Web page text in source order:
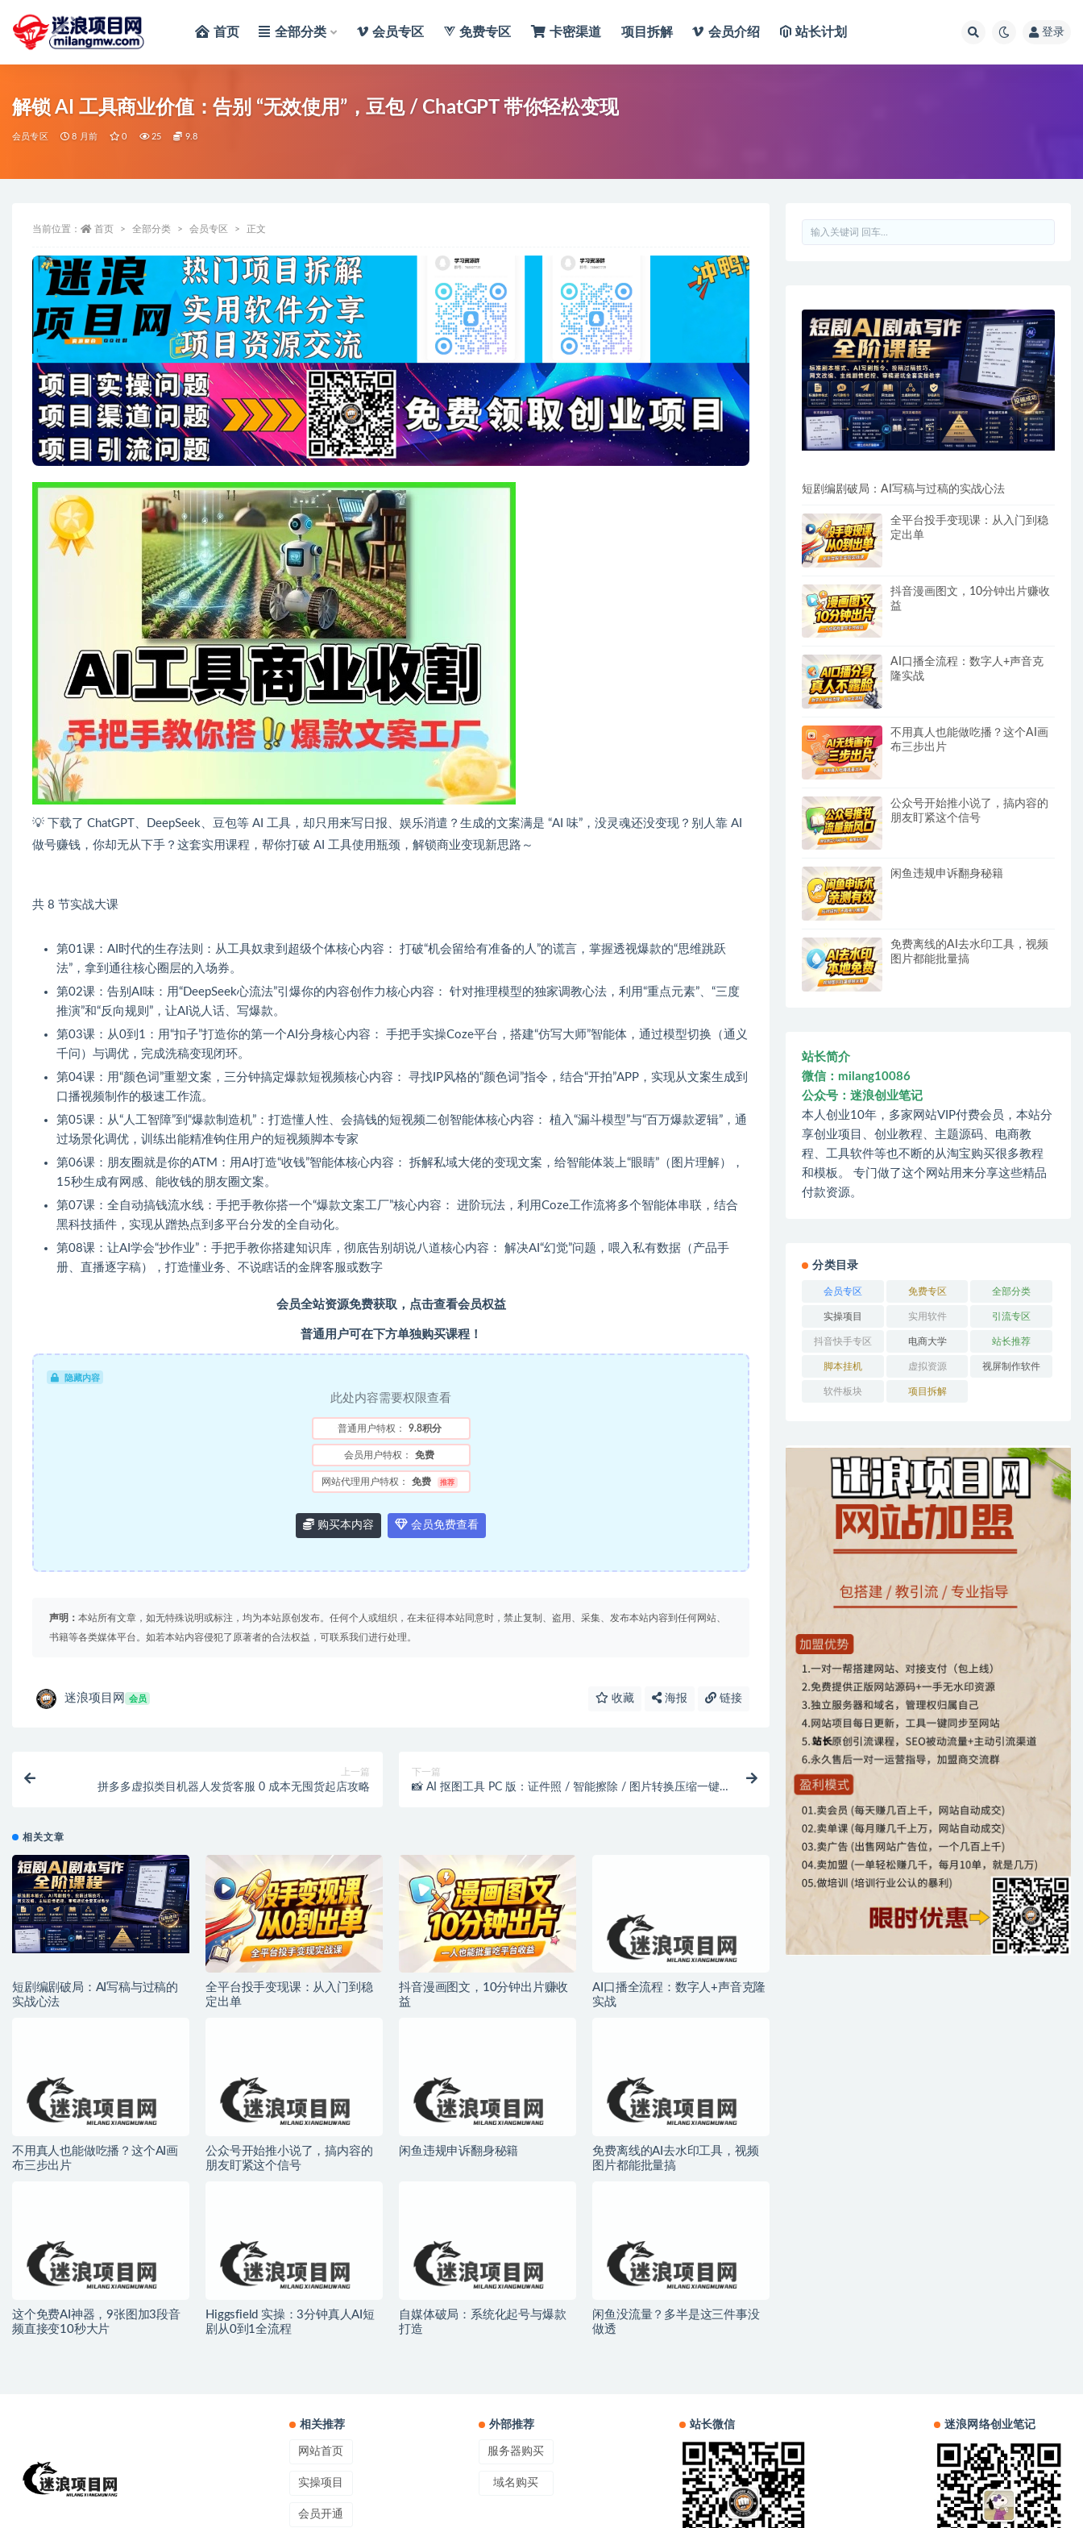
首页 全部分类 会员专区 免费专区 卡密渠道 项目拆解 会员介绍 站长计划 登录
解锁 AI 工具商业价值：告别 “无效使用”，豆包 / ChatGPT 带你轻松变现
会员专区 8 月前 0 25 9.8
当前位置： 首页 全部分类 会员专区 正文
💡 下载了 ChatGPT、DeepSeek、豆包等 AI 工具，却只用来写日报、娱乐消遣？生成的文案满是 “AI 味”，没灵魂还没变现？别人靠 AI
做号赚钱，你却无从下手？这套实用课程，帮你打破 AI 工具使用瓶颈，解锁商业变现新思路～
共 8 节实战大课
第01课：AI时代的生存法则：从工具奴隶到超级个体核心内容： 打破“机会留给有准备的人”的谎言，掌握透视爆款的“思维跳跃
法”，拿到通往核心圈层的入场券。
第02课：告别AI味：用“DeepSeek心流法”引爆你的内容创作力核心内容： 针对推理模型的独家调教心法，利用“重点元素”、“三度
推演”和“反向规则”，让AI说人话、写爆款。
第03课：从0到1：用“扣子”打造你的第一个AI分身核心内容： 手把手实操Coze平台，搭建“仿写大师”智能体，通过模型切换（通义
千问）与调优，完成洗稿变现闭环。
第04课：用“颜色词”重塑文案，三分钟搞定爆款短视频核心内容： 寻找IP风格的“颜色词”指令，结合“开拍”APP，实现从文案生成到
口播视频制作的极速工作流。
第05课：从“人工智障”到“爆款制造机”：打造懂人性、会搞钱的短视频二创智能体核心内容： 植入“漏斗模型”与“百万爆款逻辑”，通
过场景化调优，训练出能精准钩住用户的短视频脚本专家
第06课：朋友圈就是你的ATM：用AI打造“收钱”智能体核心内容： 拆解私域大佬的变现文案，给智能体装上“眼睛”（图片理解），
15秒生成有网感、能收钱的朋友圈文案。
第07课：全自动搞钱流水线：手把手教你搭一个“爆款文案工厂”核心内容： 进阶玩法，利用Coze工作流将多个智能体串联，结合
黑科技插件，实现从蹭热点到多平台分发的全自动化。
第08课：让AI学会“抄作业”：手把手教你搭建知识库，彻底告别胡说八道核心内容： 解决AI“幻觉”问题，喂入私有数据（产品手
册、直播逐字稿），打造懂业务、不说瞎话的金牌客服或数字
会员全站资源免费获取，点击查看会员权益
普通用户可在下方单独购买课程！
隐藏内容
此处内容需要权限查看
普通用户特权： 9.8积分
会员用户特权： 免费
网站代理用户特权： 免费 推荐
购买本内容 会员免费查看
声明： 本站所有文章，如无特殊说明或标注，均为本站原创发布。任何个人或组织，在未征得本站同意时，禁止复制、盗用、采集、发布本站内容到任何网站、
书籍等各类媒体平台。如若本站内容侵犯了原著者的合法权益，可联系我们进行处理。
迷浪项目网 会员 收藏 海报 链接
上一篇
拼多多虚拟类目机器人发货客服 0 成本无囤货起店攻略
下一篇
📸 AI 抠图工具 PC 版：证件照 / 智能擦除 / 图片转换压缩一键搞
相关文章
短剧编剧破局：AI写稿与过稿的
实战心法
全平台投手变现课：从入门到稳
定出单
抖音漫画图文，10分钟出片赚收
益
AI口播全流程：数字人+声音克隆
实战
不用真人也能做吃播？这个AI画
布三步出片
公众号开始推小说了，搞内容的
朋友盯紧这个信号
闲鱼违规申诉翻身秘籍
免费离线的AI去水印工具，视频
图片都能批量搞
这个免费AI神器，9张图加3段音
频直接变10秒大片
Higgsfield 实操：3分钟真人AI短
剧从0到1全流程
自媒体破局：系统化起号与爆款
打造
闲鱼没流量？多半是这三件事没
做透
短剧编剧破局：AI写稿与过稿的实战心法
全平台投手变现课：从入门到稳
定出单
抖音漫画图文，10分钟出片赚收
益
AI口播全流程：数字人+声音克
隆实战
不用真人也能做吃播？这个AI画
布三步出片
公众号开始推小说了，搞内容的
朋友盯紧这个信号
闲鱼违规申诉翻身秘籍
免费离线的AI去水印工具，视频
图片都能批量搞
站长简介
微信：milang10086
公众号：迷浪创业笔记
本人创业10年，多家网站VIP付费会员，本站分
享创业项目、创业教程、主题源码、电商教
程、工具软件等也不断的从淘宝购买很多教程
和模板。 专门做了这个网站用来分享这些精品
付款资源。
分类目录
会员专区 免费专区 全部分类
实操项目 实用软件 引流专区
抖音快手专区 电商大学 站长推荐
脚本挂机 虚拟资源 视屏制作软件
软件板块 项目拆解
相关推荐
网站首页
实操项目
会员开通
外部推荐
服务器购买
域名购买
站长微信 迷浪网络创业笔记